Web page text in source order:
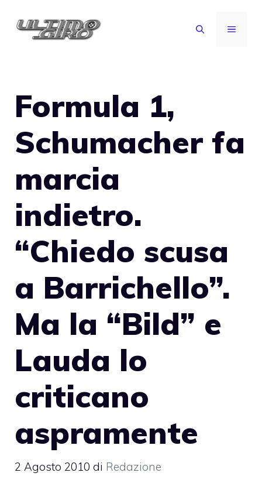
MENU
Formula 1,
Schumacher fa
marcia
indietro.
“Chiedo scusa
a Barrichello”.
Ma la “Bild” e
Lauda lo
criticano
aspramente
2 Agosto 2010 di Redazione